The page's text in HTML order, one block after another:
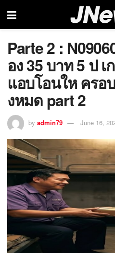
Parte 2 :
อง 35 บาท 5 ป เ
แอบโอนให ครอ
งหมด part 2
by admin79 June 16,